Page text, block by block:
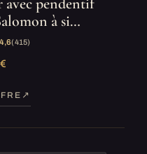
à si…
4,6(415)